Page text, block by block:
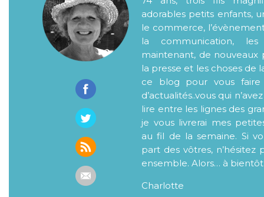
adorables petits enfants,
le commerce,
la communication,
maintenant, de nouveaux
la presse et les choses de
ce blog pour vous faire
d’actualités..vous qui
lire entre les lignes des
je vous livrerai mes
au fil de la semaine. Si
part des vôtres, n’hésitez
ensemble. Alors… à bientôt
Charlotte